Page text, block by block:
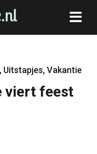
, Uitstapjes,Vakantie
viert feest